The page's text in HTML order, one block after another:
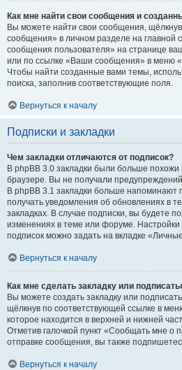
Как мне найти свои сообщения и
Вы можете найти свои сообщения,
сообщения» в личном разделе на главной
сообщения пользователя» на странице
или по ссылке «Ваши сообщения» в меню
Чтобы найти созданные вами темы,
поиска, заполнив соответствующие поля.
Вернуться к началу
Подписки и закладки
Чем закладки отличаются от подписок?
В phpBB 3.0 закладки были больше похожи
браузере. Вы не получали
В phpBB 3.1 закладки больше
получать уведомления об обновлениях в
закладках. В случае подписки, вы будете
изменениях в теме или форуме. Настройки
подписок можно задать на вкладке
Вернуться к началу
Как мне сделать закладку или
Вы можете создать закладку или
щёлкнув по соответствующей ссылке в
которое находится в верхней и нижней
Отметив галочкой пункт «Сообщать мне о
отправке сообщения, вы также
Вернуться к началу